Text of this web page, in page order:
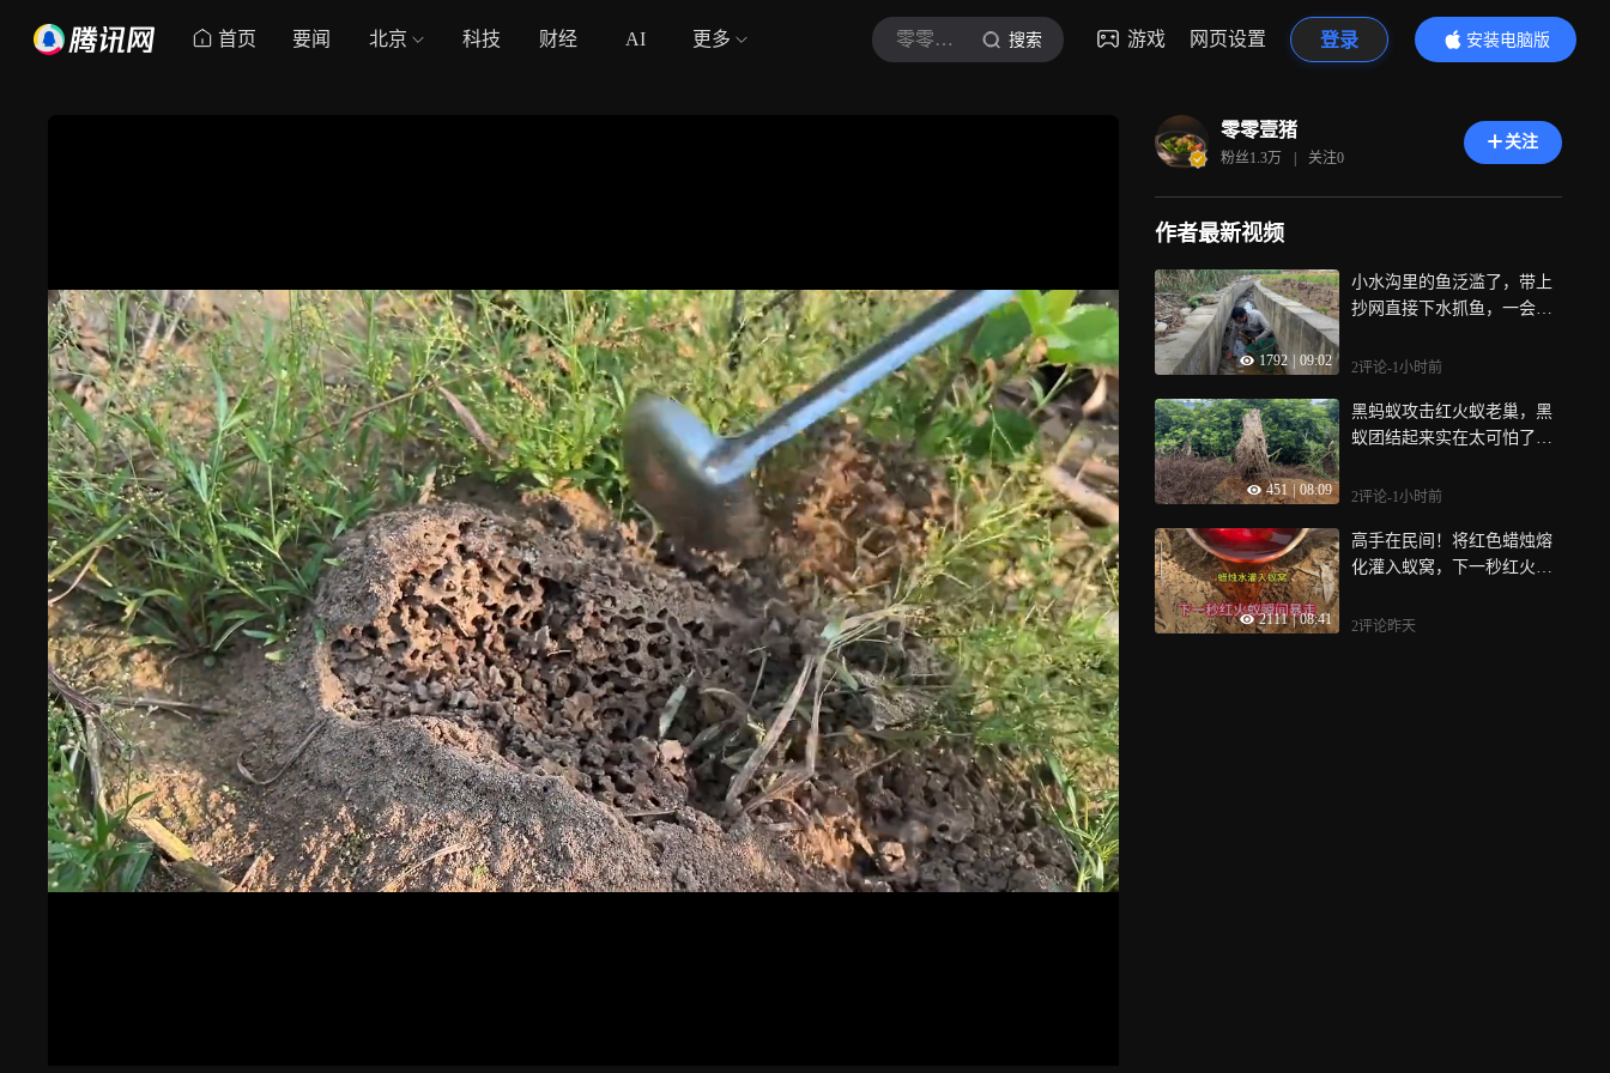
首页 要闻 北京 科技 财经 AI 更多 零零壹猪 搜索 游戏 网页设置 登录
安装电脑版
内容更精彩
零零壹猪
粉丝1.3万 | 关注0
关注
作者最新视频
1792 09:02
小水沟里的鱼泛滥了，带上
抄网直接下水抓鱼，一会儿
2评论-1小时前
451 08:09
黑蚂蚁攻击红火蚁老巢，黑
蚁团结起来实在太可怕了，
2评论-1小时前
2111 | 08:41
高手在民间！将红色蜡烛熔
化灌入蚁窝，下一秒红火蚁
2评论昨天